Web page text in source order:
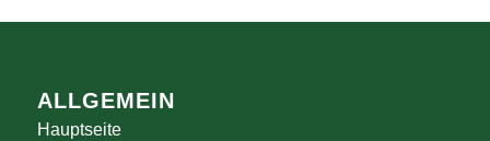
ALLGEMEIN
Hauptseite